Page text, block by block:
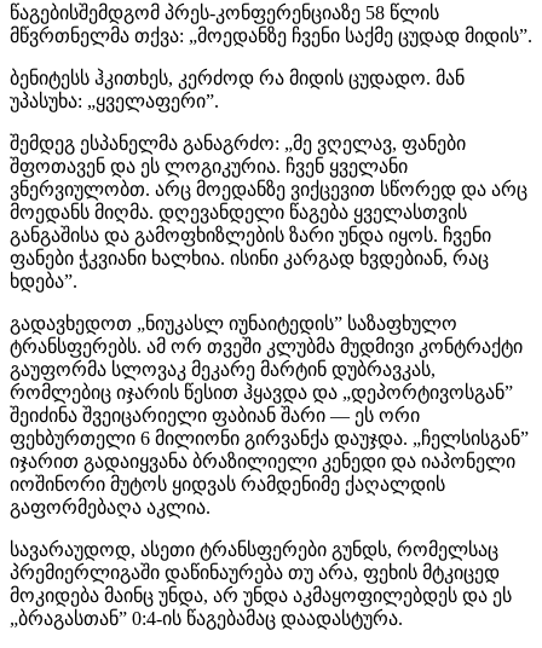
წაგებისშემდგომ პრეს-კონფერენციაზე 58 წლის
მწვრთნელმა თქვა: „მოედანზე ჩვენი საქმე ცუდად მიდის”.
ბენიტესს ჰკითხეს, კერძოდ რა მიდის ცუდადო. მან
უპასუხა: „ყველაფერი”.
შემდეგ ესპანელმა განაგრძო: „მე ვღელავ, ფანები
შფოთავენ და ეს ლოგიკურია. ჩვენ ყველანი
ვნერვიულობთ. არც მოედანზე ვიქცევით სწორედ და არც
მოედანს მიღმა. დღევანდელი წაგება ყველასთვის
განგაშისა და გამოფხიზლების ზარი უნდა იყოს. ჩვენი
ფანები ჭკვიანი ხალხია. ისინი კარგად ხვდებიან, რაც
ხდება”.
გადავხედოთ „ნიუკასლ იუნაიტედის” საზაფხულო
ტრანსფერებს. ამ ორ თვეში კლუბმა მუდმივი კონტრაქტი
გაუფორმა სლოვაკ მეკარე მარტინ დუბრავკას,
რომლებიც იჯარის წესით ჰყავდა და „დეპორტივოსგან”
შეიძინა შვეიცარიელი ფაბიან შარი — ეს ორი
ფეხბურთელი 6 მილიონი გირვანქა დაუჯდა. „ჩელსისგან”
იჯარით გადაიყვანა ბრაზილიელი კენედი და იაპონელი
იოშინორი მუტოს ყიდვას რამდენიმე ქაღალდის
გაფორმებაღა აკლია.
სავარაუდოდ, ასეთი ტრანსფერები გუნდს, რომელსაც
პრემიერლიგაში დაწინაურება თუ არა, ფეხის მტკიცედ
მოკიდება მაინც უნდა, არ უნდა აკმაყოფილებდეს და ეს
„ბრაგასთან” 0:4-ის წაგებამაც დაადასტურა.